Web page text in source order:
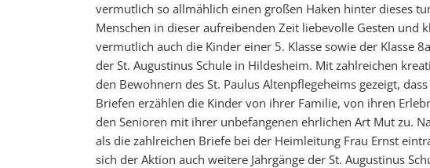
vermutlich so allmählich einen großen Haken hinter dieses
Menschen in dieser aufreibenden Zeit liebevolle Gesten und
vermutlich auch die Kinder einer 5. Klasse sowie der Klasse
der St. Augustinus Schule in Hildesheim. Mit zahlreichen
den Bewohnern des St. Paulus Altenpflegeheims gezeigt,
Briefen erzählen die Kinder von ihrer Familie, von ihren
den Senioren mit ihrer unbefangenen ehrlichen Art Mut zu.
als die zahlreichen Briefe bei der Heimleitung Frau Ernst
sich der Aktion auch weitere Jahrgänge der St. Augustinus